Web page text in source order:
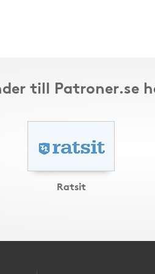
till Patroner.se
Ratsit